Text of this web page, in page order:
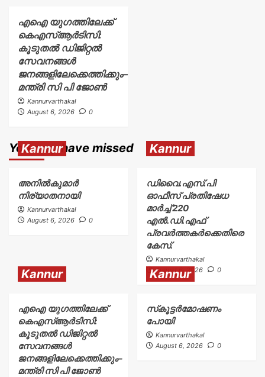
എഐ യുഗത്തിലേക്ക്
കെഎസ്ആർടിസി:
കൂടുതൽ ഡിജിറ്റൽ
സേവനങ്ങൾ
ജനങ്ങളിലേക്കെത്തിക്കും–
മന്ത്രി സി പി ജോൺ
Kannurvarthakal
August 6, 2026
0
You may have missed
Kannur
അനിൽകുമാർ
നിര്യാതനായി
Kannurvarthakal
August 6, 2026
0
Kannur
ഡിവൈ.എസ്.പി
ഓഫീസ് പ്രതിഷേധ
മാർച്ച് 220
എൽ.ഡി.എഫ്
പ്രവർത്തകർക്കെതിരെ
കേസ്.
Kannurvarthakal
August 6, 2026
0
Kannur
എഐ യുഗത്തിലേക്ക്
കെഎസ്ആർടിസി:
കൂടുതൽ ഡിജിറ്റൽ
സേവനങ്ങൾ
ജനങ്ങളിലേക്കെത്തിക്കും–
മന്ത്രി സി പി ജോൺ
Kannur
സ്‌കൂട്ടർമോഷണം
പോയി
Kannurvarthakal
August 6, 2026
0